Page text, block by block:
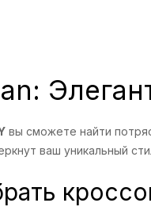
вы сможете найти
ваш уникальный